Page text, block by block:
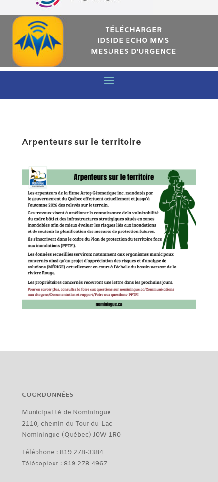
TÉLÉCHARGER
IDSIDE ECHO MMS
MESURES D’URGENCE
Arpenteurs sur le territoire
COORDONNÉES
Municipalité de Nominingue
2110, chemin du Tour-du-Lac
Nominingue (Québec) J0W 1R0
Téléphone : 819 278-3384
Télécopieur : 819 278-4967